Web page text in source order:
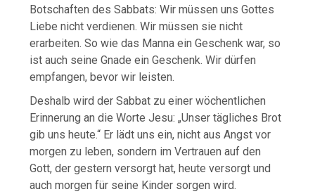
Botschaften des Sabbats: Wir müssen uns Gottes
Liebe nicht verdienen. Wir müssen sie nicht
erarbeiten. So wie das Manna ein Geschenk war, so
ist auch seine Gnade ein Geschenk. Wir dürfen
empfangen, bevor wir leisten.
Deshalb wird der Sabbat zu einer wöchentlichen
Erinnerung an die Worte Jesu: „Unser tägliches Brot
gib uns heute.“ Er lädt uns ein, nicht aus Angst vor
morgen zu leben, sondern im Vertrauen auf den
Gott, der gestern versorgt hat, heute versorgt und
auch morgen für seine Kinder sorgen wird.